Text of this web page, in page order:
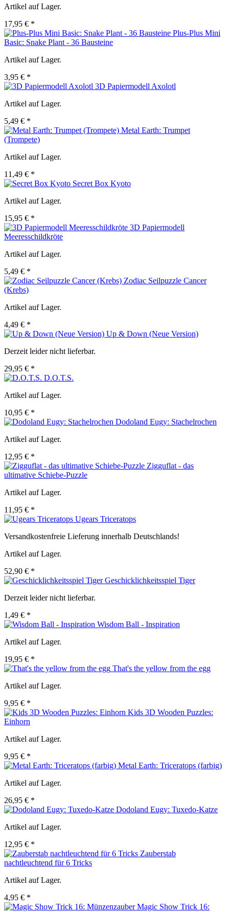
Artikel auf Lager.
17,95 € *
Plus-Plus Mini
Basic: Snake Plant - 36 Bausteine
Artikel auf Lager.
3,95 € *
3D Papiermodell Axolotl
Artikel auf Lager.
5,49 € *
Metal Earth: Trumpet
(Trompete)
Artikel auf Lager.
11,49 € *
Secret Box Kyoto
Artikel auf Lager.
15,95 € *
3D Papiermodell
Meeresschildkröte
Artikel auf Lager.
5,49 € *
Zodiac Seilpuzzle Cancer
(Krebs)
Artikel auf Lager.
4,49 € *
Up & Down (Neue Version)
Derzeit leider nicht lieferbar.
29,95 € *
D.O.T.S.
Artikel auf Lager.
10,95 € *
Dodoland Eugy: Stachelrochen
Artikel auf Lager.
12,95 € *
Zigguflat - das
ultimative Schiebe-Puzzle
Artikel auf Lager.
11,95 € *
Ugears Triceratops
Versandkostenfreie Lieferung innerhalb Deutschlands!
Artikel auf Lager.
52,90 € *
Geschicklichkeitsspiel Tiger
Derzeit leider nicht lieferbar.
1,49 € *
Wisdom Ball - Inspiration
Artikel auf Lager.
19,95 € *
That's the yellow from the egg
Artikel auf Lager.
9,95 € *
Kids 3D Wooden Puzzles:
Einhorn
Artikel auf Lager.
9,95 € *
Metal Earth: Triceratops (farbig)
Artikel auf Lager.
26,95 € *
Dodoland Eugy: Tuxedo-Katze
Artikel auf Lager.
12,95 € *
Zauberstab
nachtleuchtend für 6 Tricks
Artikel auf Lager.
4,95 € *
Magic Show Trick 16: